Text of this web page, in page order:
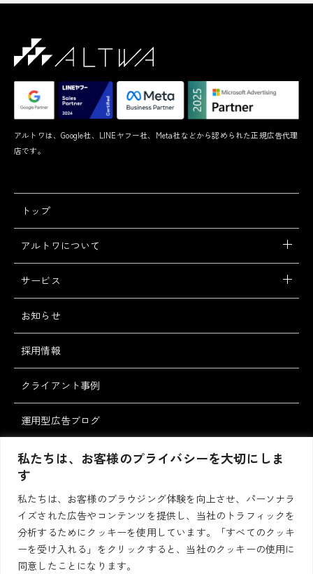
私たちは、お客様のプライバシーを大切にしま
す
私たちは、お客様のブラウジング体験を向上させ、パーソナラ
イズされた広告やコンテンツを提供し、当社のトラフィックを
分析するためにクッキーを使用しています。「すべてのクッキ
ーを受け入れる」をクリックすると、当社のクッキーの使用に
同意したことになります。
アルトワは、Google社、LINEヤフー社、Meta社などから認められた正規広告代理
店です。
トップ
アルトワについて
サービス
お知らせ
採用情報
クライアント事例
運用型広告ブログ
スタッフブログ
お問い合わせ・ご
相談
資料請求
プライバシーポリシーサイトポリシー